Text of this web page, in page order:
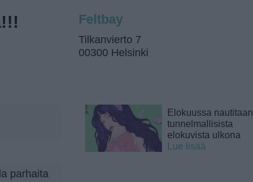
parhaita
Feltbay
Tilkanvierto 7
00300 Helsinki
Elokuussa nautitaan
tunnelmallisista
elokuvista ulkona
Lue lisää